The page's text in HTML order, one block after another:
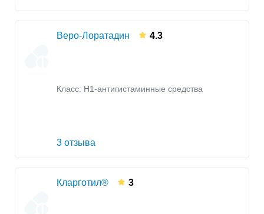
Веро-Лоратадин 4.3
Класс: H1-антигистаминные средства
3 отзыва
Кларготил® 3